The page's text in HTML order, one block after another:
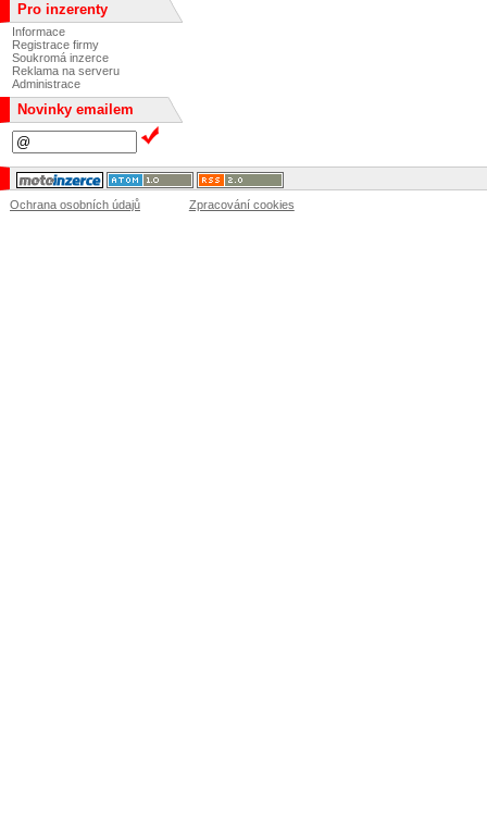
Pro inzerenty
Informace
Registrace firmy
Soukromá inzerce
Reklama na serveru
Administrace
Novinky emailem
Ochrana osobních údajů Zpracování cookies